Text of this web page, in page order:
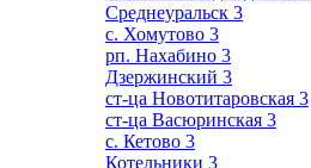
Среднеуральск 3
с. Хомутово 3
рп. Нахабино 3
Дзержинский 3
ст-ца Новотитаровская 3
ст-ца Васюринская 3
с. Кетово 3
Котельники 3